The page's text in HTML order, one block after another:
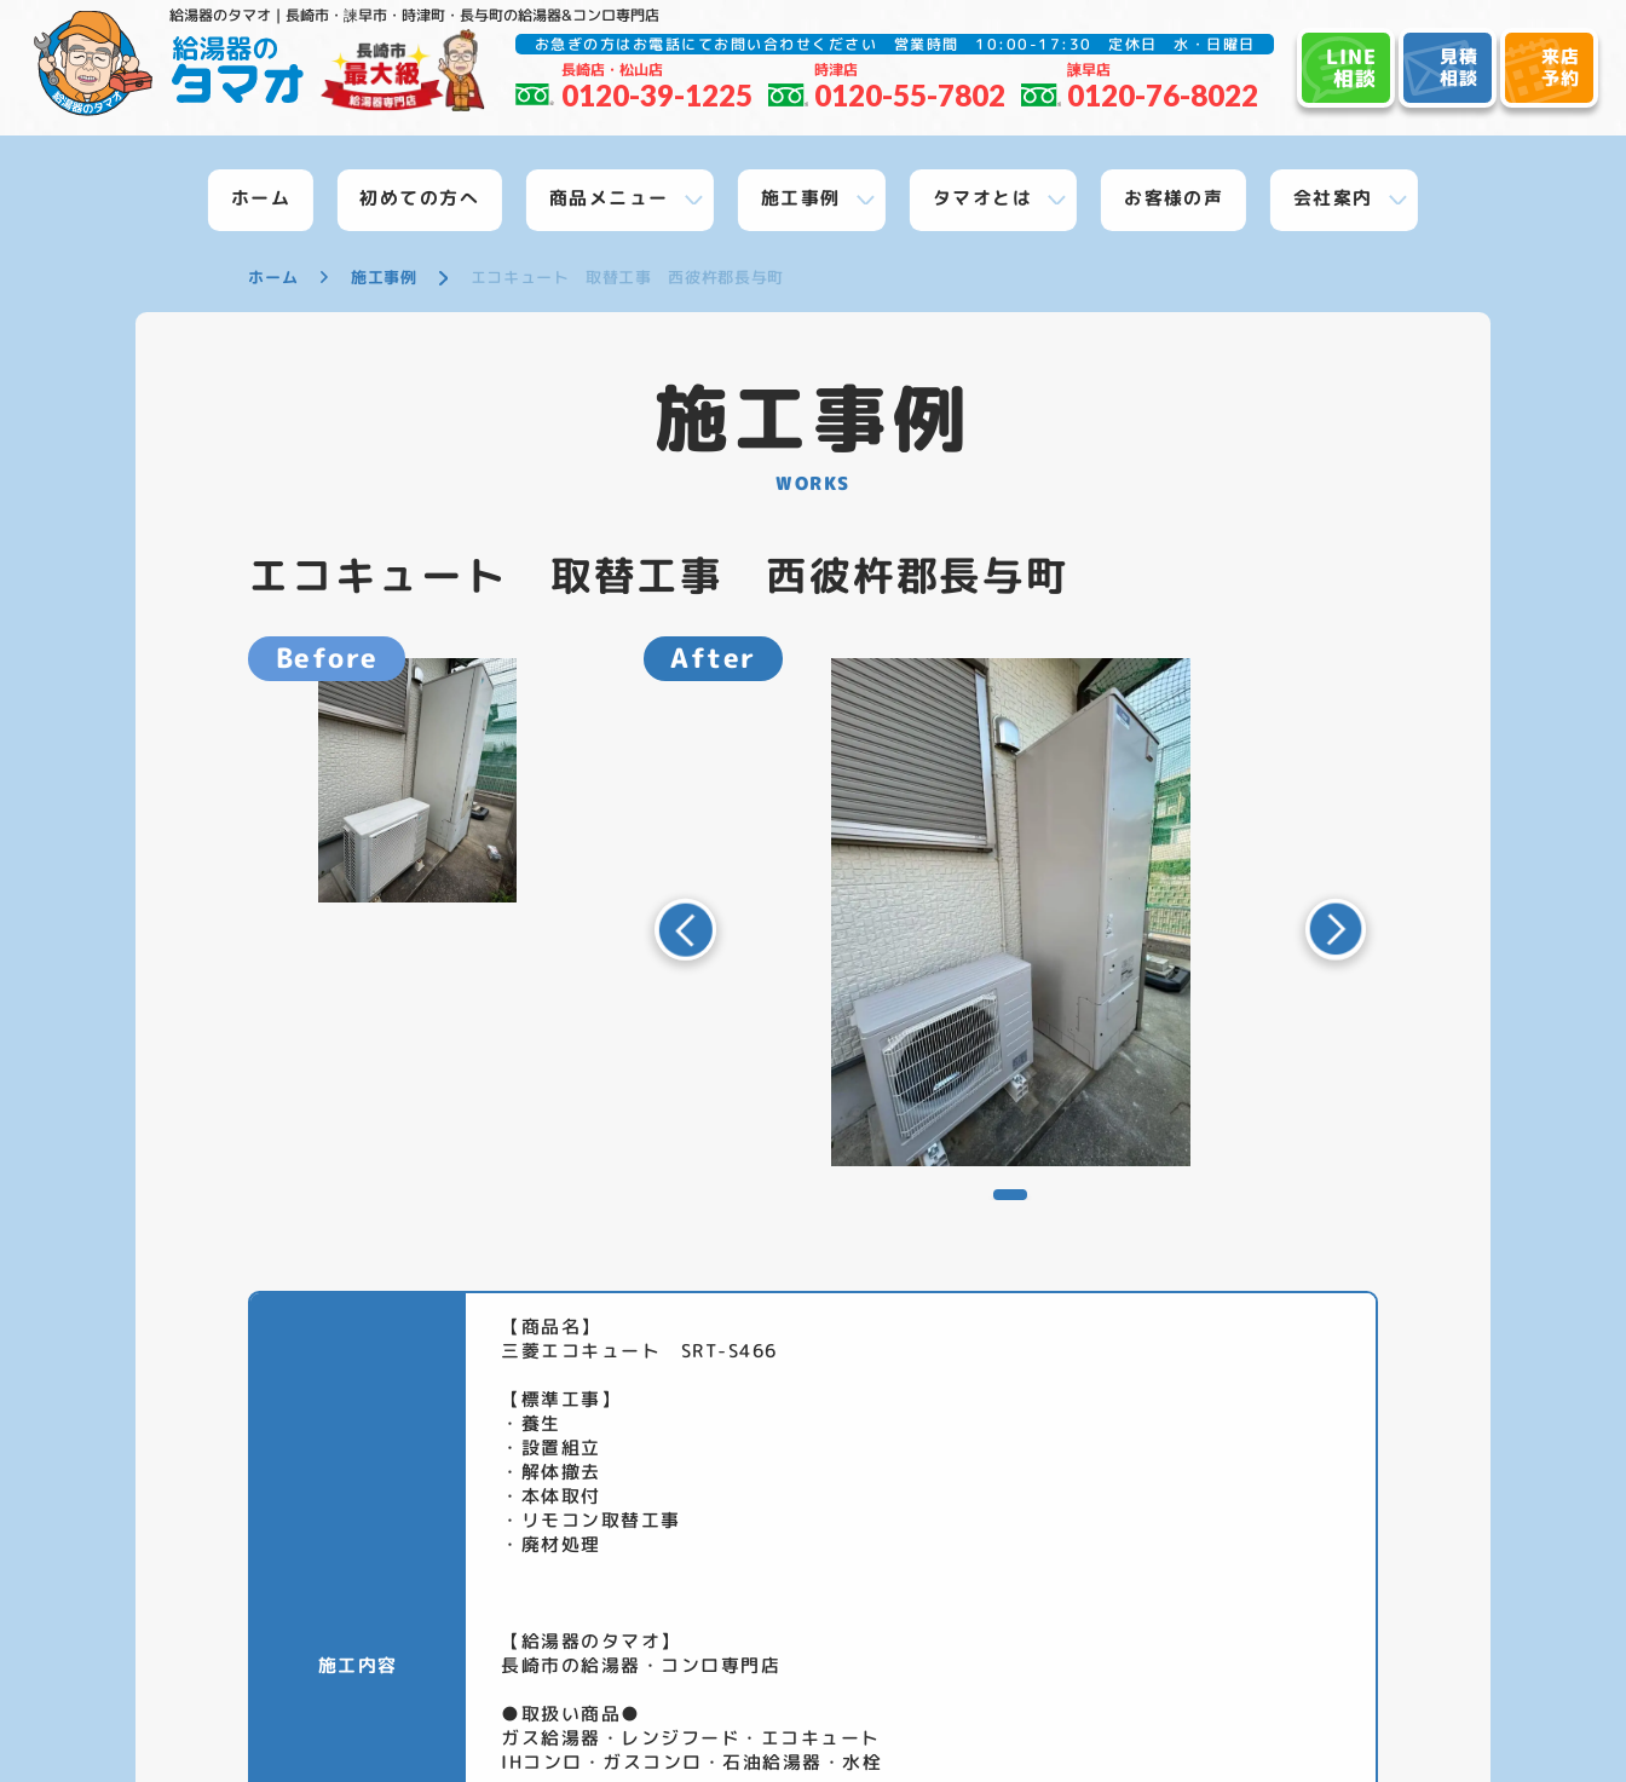
給湯器のタマオ｜長崎市・諫早市・時津町・長与町の給湯器&コンロ専門店
お急ぎの方はお電話にてお問い合わせください 営業時間 10:00-17:30 定休日 水・日曜日
長崎店・松山店
0120-39-1225
時津店
0120-55-7802
諫早店
0120-76-8022
LINE
相談
見積
相談
来店
予約
ホーム 初めての方へ 商品メニュー 施工事例 タマオとは お客様の声 会社案内
ホーム 施工事例 エコキュート 取替工事 西彼杵郡長与町
施工事例
WORKS
エコキュート 取替工事 西彼杵郡長与町
After
Before
施工内容
【商品名】
三菱エコキュート SRT-S466
【標準工事】
・養生
・設置組立
・解体撤去
・本体取付
・リモコン取替工事
・廃材処理
【給湯器のタマオ】
長崎市の給湯器・コンロ専門店
●取扱い商品●
ガス給湯器・レンジフード・エコキュート
IHコンロ・ガスコンロ・石油給湯器・水栓